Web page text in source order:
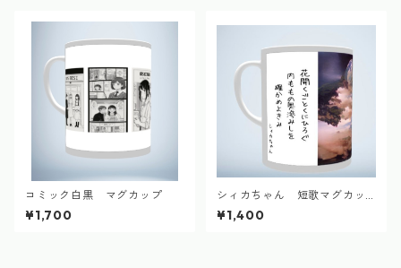
コミック白黒 マグカップ
¥1,700
シィカちゃん 短歌マグカッ
プ「花開く…」
¥1,400